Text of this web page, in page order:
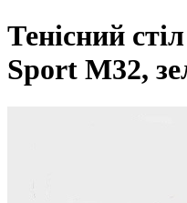
Тенісний
Sport M32,